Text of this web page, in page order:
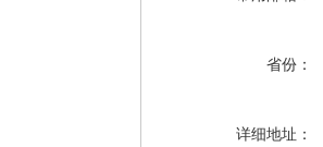
省份：
详细地址：